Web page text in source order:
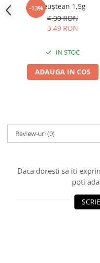
-13%Leuștean 1,5g
4,00 RON
3,49 RON
IN STOC
ADAUGA IN COS
Review-uri(0)
Daca doresti sa iti
poti